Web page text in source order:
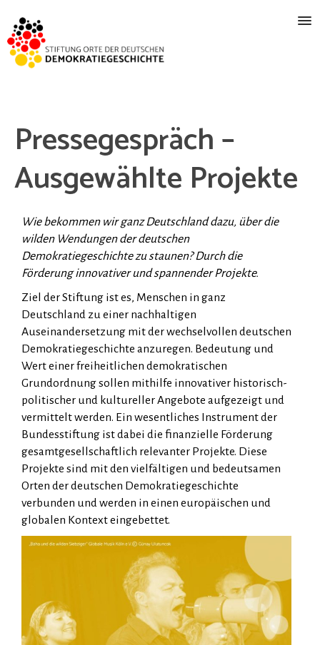
Pressegespräch –
Ausgewählte Projekte
Wie bekommen wir ganz Deutschland dazu, über die
wilden Wendungen der deutschen
Demokratiegeschichte zu staunen? Durch die
Förderung innovativer und spannender Projekte.
Ziel der Stiftung ist es, Menschen in ganz
Deutschland zu einer nachhaltigen
Auseinandersetzung mit der wechselvollen deutschen
Demokratiegeschichte anzuregen. Bedeutung und
Wert einer freiheitlichen demokratischen
Grundordnung sollen mithilfe innovativer historisch-
politischer und kultureller Angebote aufgezeigt und
vermittelt werden. Ein wesentliches Instrument der
Bundesstiftung ist dabei die finanzielle Förderung
gesamtgesellschaftlich relevanter Projekte. Diese
Projekte sind mit den vielfältigen und bedeutsamen
Orten der deutschen Demokratiegeschichte
verbunden und werden in einen europäischen und
globalen Kontext eingebettet.